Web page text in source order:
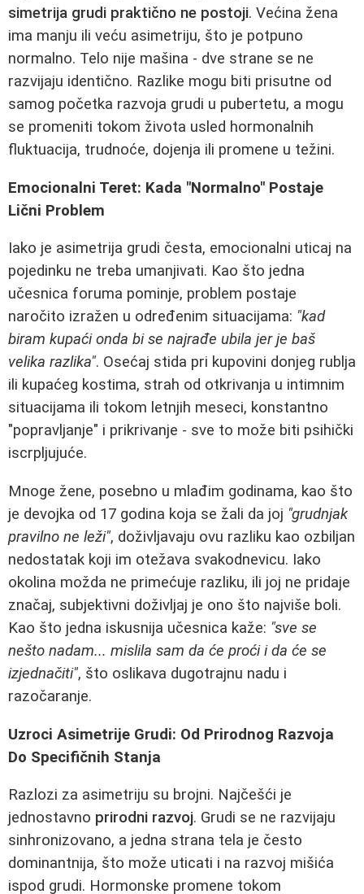
simetrija grudi praktično ne postoji. Većina žena
ima manju ili veću asimetriju, što je potpuno
normalno. Telo nije mašina - dve strane se ne
razvijaju identično. Razlike mogu biti prisutne od
samog početka razvoja grudi u pubertetu, a mogu
se promeniti tokom života usled hormonalnih
fluktuacija, trudnoće, dojenja ili promene u težini.
Emocionalni Teret: Kada "Normalno" Postaje
Lični Problem
Iako je asimetrija grudi česta, emocionalni uticaj na
pojedinku ne treba umanjivati. Kao što jedna
učesnica foruma pominje, problem postaje
naročito izražen u određenim situacijama: "kad
biram kupaći onda bi se najrađe ubila jer je baš
velika razlika". Osećaj stida pri kupovini donjeg rublja
ili kupaćeg kostima, strah od otkrivanja u intimnim
situacijama ili tokom letnjih meseci, konstantno
"popravljanje" i prikrivanje - sve to može biti psihički
iscrpljujuće.
Mnoge žene, posebno u mlađim godinama, kao što
je devojka od 17 godina koja se žali da joj "grudnjak
pravilno ne leži", doživljavaju ovu razliku kao ozbiljan
nedostatak koji im otežava svakodnevicu. Iako
okolina možda ne primećuje razliku, ili joj ne pridaje
značaj, subjektivni doživljaj je ono što najviše boli.
Kao što jedna iskusnija učesnica kaže: "sve se
nešto nadam... mislila sam da će proći i da će se
izjednačiti", što oslikava dugotrajnu nadu i
razočaranje.
Uzroci Asimetrije Grudi: Od Prirodnog Razvoja
Do Specifičnih Stanja
Razlozi za asimetriju su brojni. Najčešći je
jednostavno prirodni razvoj. Grudi se ne razvijaju
sinhronizovano, a jedna strana tela je često
dominantnija, što može uticati i na razvoj mišića
ispod grudi. Hormonske promene tokom